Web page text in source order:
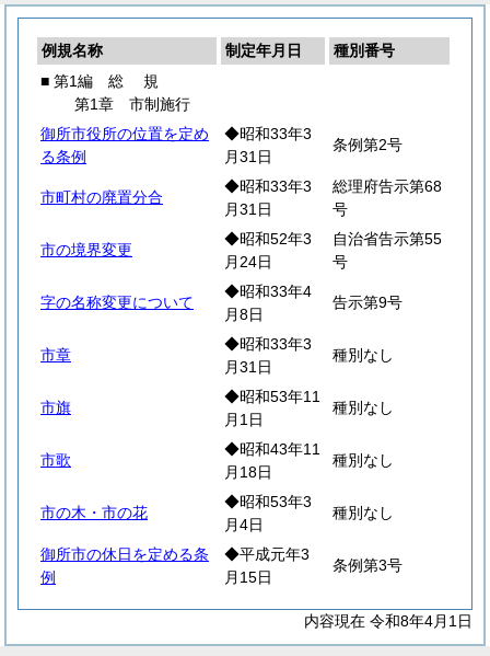
例規名称 制定年月日
種別番号
■ 第1編 総 規
第1章 市制施行
御所市役所の位置を定め
る条例
◆昭和33年3
月31日
条例第2号
市町村の廃置分合
◆昭和33年3
月31日
総理府告示第68
号
市の境界変更
◆昭和52年3
月24日
自治省告示第55
号
字の名称変更について
◆昭和33年4
月8日
告示第9号
市章
◆昭和33年3
月31日
種別なし
市旗
◆昭和53年11
月1日
種別なし
市歌
◆昭和43年11
月18日
種別なし
市の木・市の花
◆昭和53年3
月4日
種別なし
御所市の休日を定める条
例
◆平成元年3
月15日
条例第3号
内容現在 令和8年4月1日